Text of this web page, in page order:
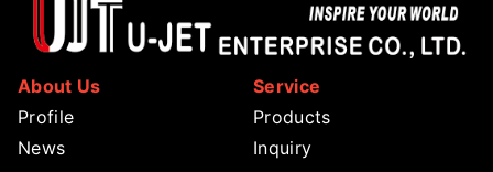
About Us
Profile
News
Service
Products
Inquiry